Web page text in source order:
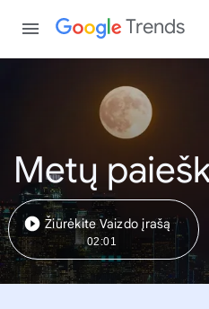
Trends
Metų
Žiūrėkite Vaizdo įrašą
02:01